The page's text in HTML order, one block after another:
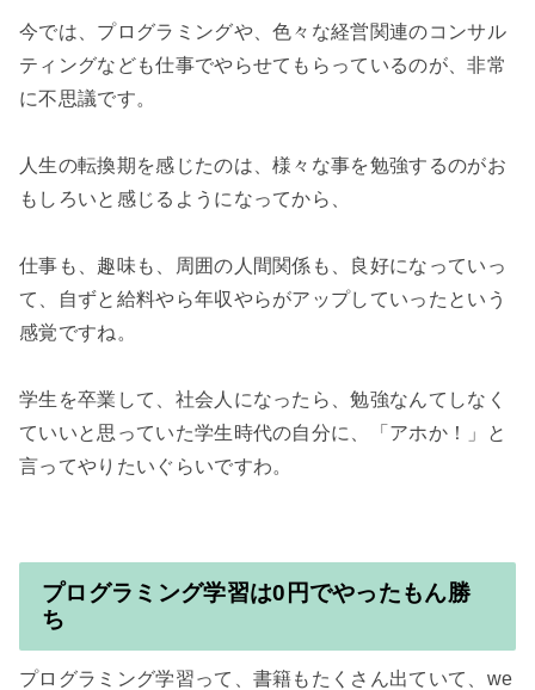
今では、プログラミングや、色々な経営関連のコンサル
ティングなども仕事でやらせてもらっているのが、非常
に不思議です。
人生の転換期を感じたのは、様々な事を勉強するのがお
もしろいと感じるようになってから、
仕事も、趣味も、周囲の人間関係も、良好になっていっ
て、自ずと給料やら年収やらがアップしていったという
感覚ですね。
学生を卒業して、社会人になったら、勉強なんてしなく
ていいと思っていた学生時代の自分に、「アホか！」と
プログラミング学習は0円でやったもん勝
ち
プログラミング学習って、書籍もたくさん出ていて、we